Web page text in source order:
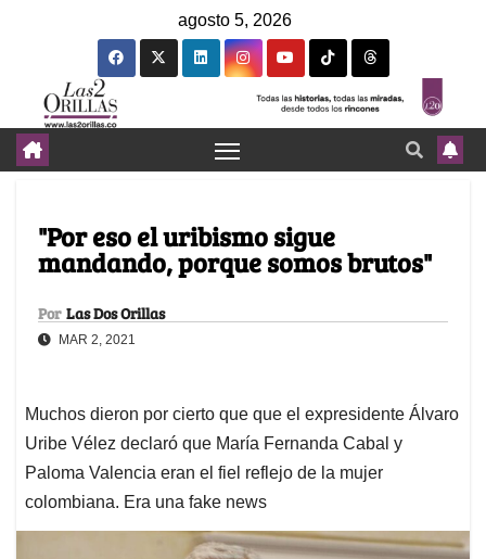
agosto 5, 2026
"Por eso el uribismo sigue
mandando, porque somos brutos"
Por Las Dos Orillas
MAR 2, 2021
Muchos dieron por cierto que que el expresidente Álvaro
Uribe Vélez declaró que María Fernanda Cabal y
Paloma Valencia eran el fiel reflejo de la mujer
colombiana. Era una fake news